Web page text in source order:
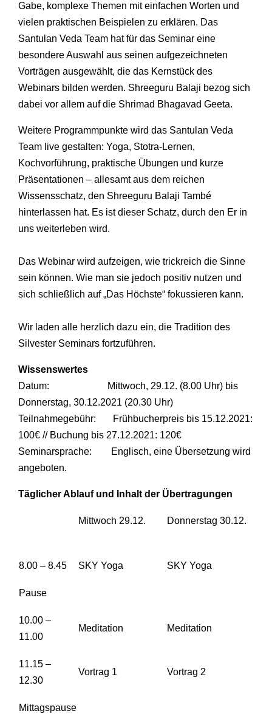
Gabe, komplexe Themen mit einfachen Worten und
vielen praktischen Beispielen zu erklären. Das
Santulan Veda Team hat für das Seminar eine
besondere Auswahl aus seinen aufgezeichneten
Vorträgen ausgewählt, die das Kernstück des
Webinars bilden werden. Shreeguru Balaji bezog sich
dabei vor allem auf die Shrimad Bhagavad Geeta.
Weitere Programmpunkte wird das Santulan Veda
Team live gestalten: Yoga, Stotra-Lernen,
Kochvorführung, praktische Übungen und kurze
Präsentationen – allesamt aus dem reichen
Wissensschatz, den Shreeguru Balaji També
hinterlassen hat. Es ist dieser Schatz, durch den Er in
uns weiterleben wird.
Das Webinar wird aufzeigen, wie trickreich die Sinne
sein können. Wie man sie jedoch positiv nutzen und
sich schließlich auf „Das Höchste“ fokussieren kann.
Wir laden alle herzlich dazu ein, die Tradition des
Silvester Seminars fortzuführen.
Wissenswertes
Datum: Mittwoch, 29.12. (8.00 Uhr) bis
Donnerstag, 30.12.2021 (20.30 Uhr)
Teilnahmegebühr: Frühbucherpreis bis 15.12.2021:
100€ // Buchung bis 27.12.2021: 120€
Seminarsprache: Englisch, eine Übersetzung wird
angeboten.
Täglicher Ablauf und Inhalt der Übertragungen
Mittwoch 29.12. Donnerstag 30.12.
8.00 – 8.45 SKY Yoga SKY Yoga
Pause
10.00 –
11.00
Meditation Meditation
11.15 –
12.30
Vortrag 1 Vortrag 2
Mittagspause